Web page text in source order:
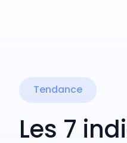
Tendance
Les 7